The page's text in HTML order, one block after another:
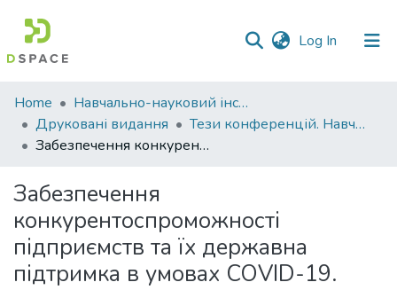
Log In (current)
Communities
&
Collections
Statistics
Home
Навчально-науковий інститут економіки, управління, права та інформаційних технологій
Друковані видання
Тези конференцій. Навчально-науковий інститут економіки, управління, права та інформаційних технологій
Забезпечення конкурентоспроможності підприємств та їх державна підтримка в умовах COVID-19.
Забезпечення
конкурентоспроможності
підприємств та їх державна
підтримка в умовах COVID-19.